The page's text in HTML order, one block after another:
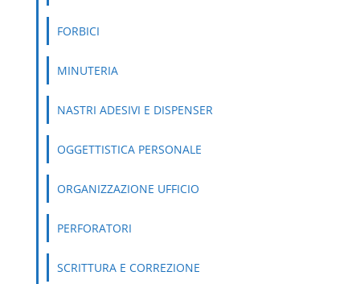
FORBICI
MINUTERIA
NASTRI ADESIVI E DISPENSER
OGGETTISTICA PERSONALE
ORGANIZZAZIONE UFFICIO
PERFORATORI
SCRITTURA E CORREZIONE